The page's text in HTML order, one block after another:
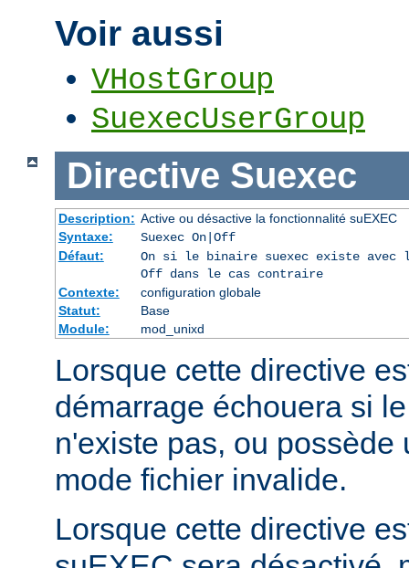
Voir aussi
VHostGroup
SuexecUserGroup
Directive Suexec
Description: Active ou désactive la fonctionnalité suEXEC
Syntaxe:
Suexec On|Off
Défaut:
On si le binaire suexec existe avec
Off dans le cas contraire
Contexte:
configuration globale
Statut:
Base
Module:
mod_unixd
Lorsque cette directive
démarrage échouera si
n'existe pas, ou possède
mode fichier invalide.
Lorsque cette directive